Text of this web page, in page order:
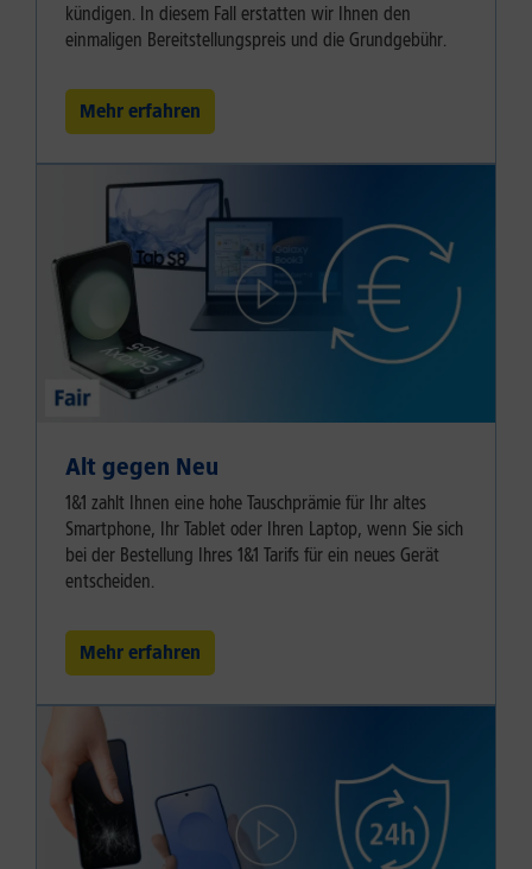
kündigen. In diesem Fall erstatten wir Ihnen den
einmaligen Bereitstellungspreis und die Grundgebühr.
Mehr erfahren
Alt gegen Neu
1&1 zahlt Ihnen eine hohe Tauschprämie für Ihr altes
Smartphone, Ihr Tablet oder Ihren Laptop, wenn Sie sich
bei der Bestellung Ihres 1&1 Tarifs für ein neues Gerät
entscheiden.
Mehr erfahren